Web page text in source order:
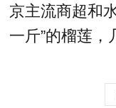
京主流商超和
一斤”的榴莲，